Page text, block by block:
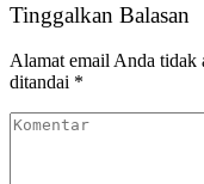
Tinggalkan Balasan
Alamat email Anda tidak
ditandai *